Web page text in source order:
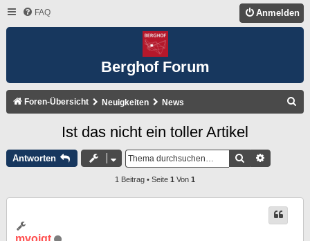
FAQ Anmelden
Berghof Forum
Foren-Übersicht Neuigkeiten News
Ist das nicht ein toller Artikel
Antworten Suche
1 Beitrag • Seite 1 Von 1
mvoigt